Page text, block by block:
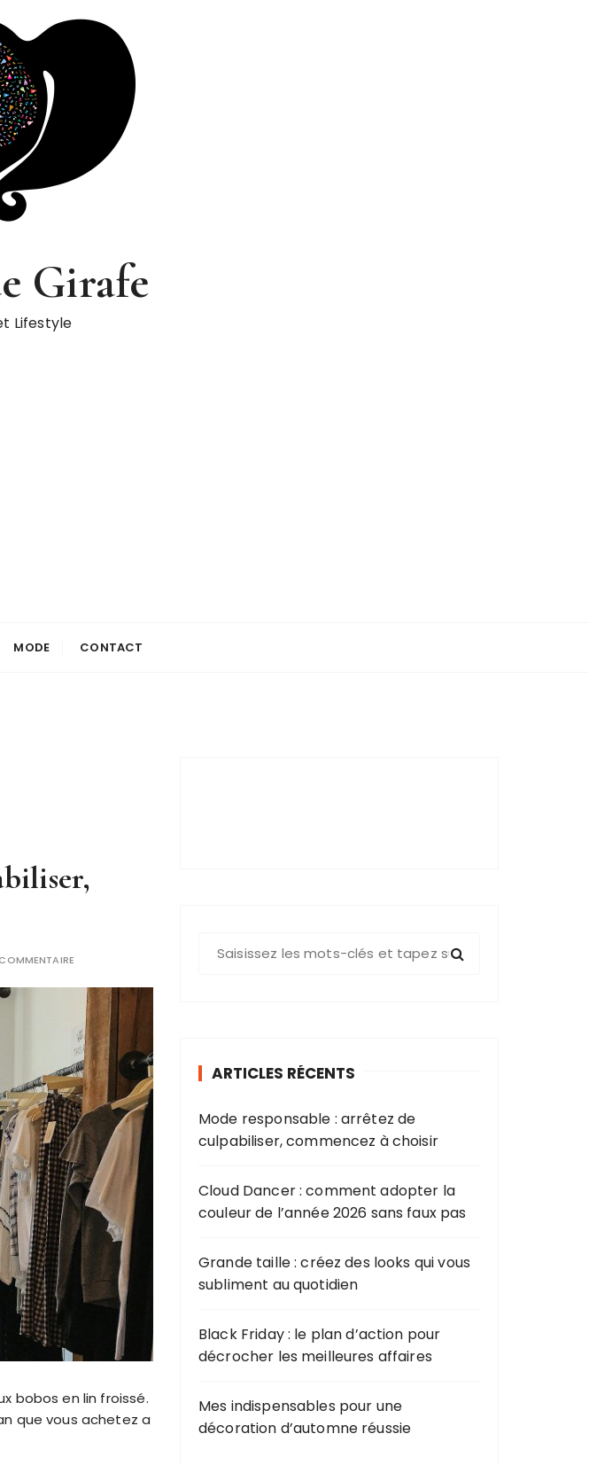
Girafe
Lifestyle
MODE CONTACT
bobos en lin froissé.
que vous achetez a
e
p
u
r
ARTICLES RÉCENTS
Mode responsable : arrêtez de
culpabiliser, commencez à choisir
Cloud Dancer : comment adopter la
couleur de l’année 2026 sans faux pas
Grande taille : créez des looks qui vous
subliment au quotidien
Black Friday : le plan d’action pour
décrocher les meilleures affaires
Mes indispensables pour une
décoration d’automne réussie